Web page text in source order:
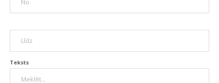
Teksts